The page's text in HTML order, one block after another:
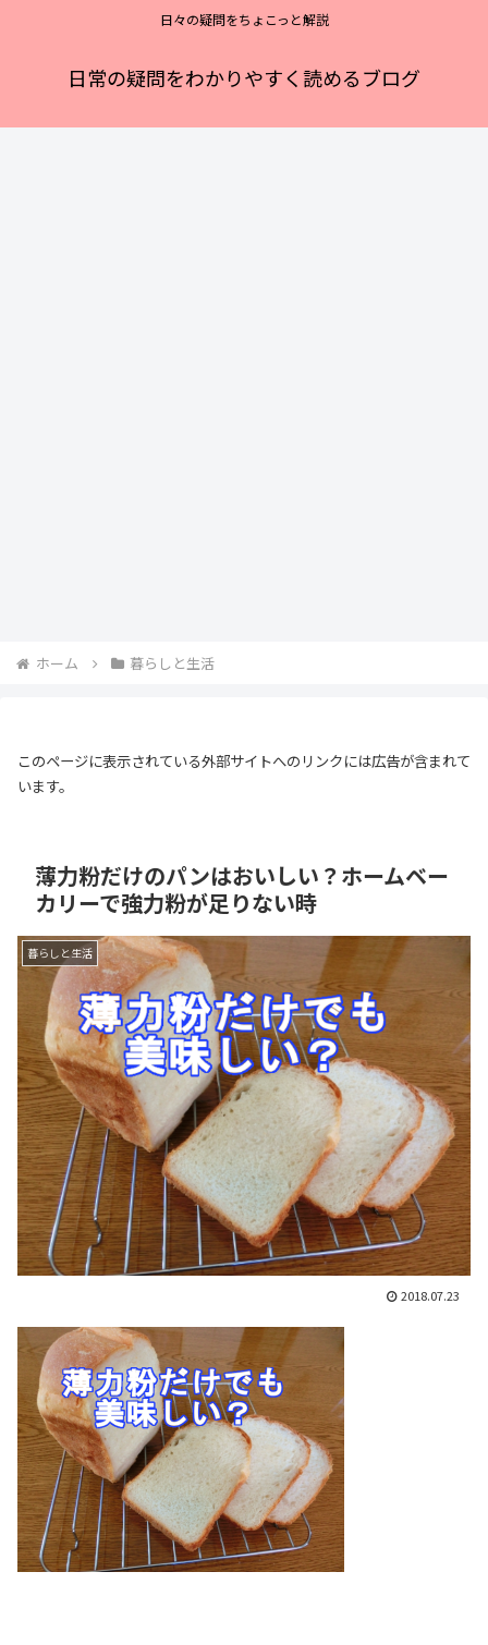
日々の疑問をちょこっと解説
日常の疑問をわかりやすく読めるブログ
ホーム 暮らしと生活
このページに表示されている外部サイトへのリンクには広告が含まれて
います。
薄力粉だけのパンはおいしい？ホームベー
カリーで強力粉が足りない時
暮らしと生活
2018.07.23